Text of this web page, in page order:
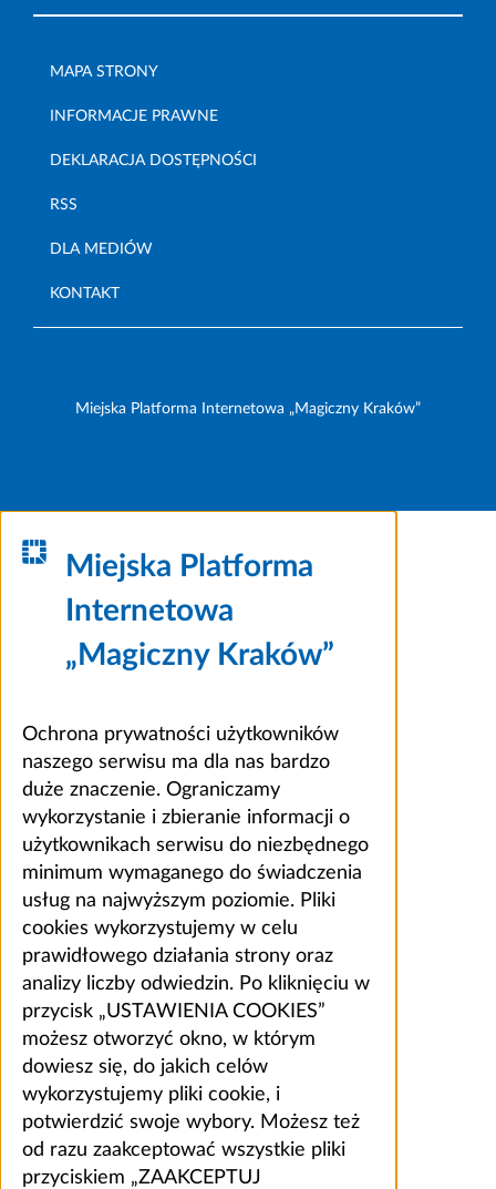
MAPA STRONY
INFORMACJE PRAWNE
DEKLARACJA DOSTĘPNOŚCI
RSS
DLA MEDIÓW
KONTAKT
Miejska Platforma Internetowa „Magiczny Kraków”
Miejska Platforma
Internetowa
„Magiczny Kraków”
Ochrona prywatności użytkowników
naszego serwisu ma dla nas bardzo
duże znaczenie. Ograniczamy
wykorzystanie i zbieranie informacji o
użytkownikach serwisu do niezbędnego
minimum wymaganego do świadczenia
usług na najwyższym poziomie. Pliki
cookies wykorzystujemy w celu
prawidłowego działania strony oraz
analizy liczby odwiedzin. Po kliknięciu w
przycisk „USTAWIENIA COOKIES”
możesz otworzyć okno, w którym
dowiesz się, do jakich celów
wykorzystujemy pliki cookie, i
potwierdzić swoje wybory. Możesz też
od razu zaakceptować wszystkie pliki
przyciskiem „ZAAKCEPTUJ